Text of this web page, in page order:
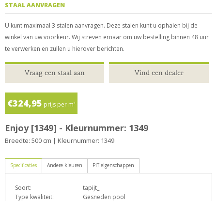
STAAL AANVRAGEN
U kunt maximaal 3 stalen aanvragen. Deze stalen kunt u ophalen bij de
winkel van uw voorkeur. Wij streven ernaar om uw bestelling binnen 48 uur
te verwerken en zullen u hierover berichten.
Vraag een staal aan Vind een dealer
€324,95 prijs per m¹
Enjoy [1349] - Kleurnummer: 1349
Breedte: 500 cm | Kleurnummer: 1349
Specificaties
Soort:
tapijt_
Type kwaliteit:
Gesneden pool
Andere kleuren PIT eigenschappen